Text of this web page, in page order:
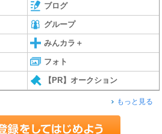
ブログ
グループ
みんカラ＋
フォト
【PR】オークション
もっと見る